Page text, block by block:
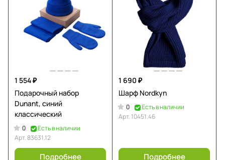
1 554 ₽
Подарочный набор
Dunant, синий
классический
0
Есть в наличии
Арт.83631.12
Подробнее
1 690 ₽
Шарф Nordkyn
0
Есть в наличии
Арт. 10451.46
Подробнее